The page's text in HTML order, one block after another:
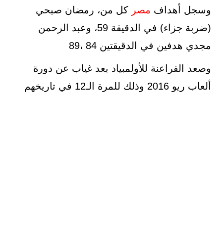
وسجل أهداف مصر كل من، رمضان صبحي
(ضربة جزاء) في الدقيقة 59، وعبد الرحمن
مجدي هدفين في الدقيقتين 84 ،89
وصعد الفراعنة للأولمبياد بعد غياب عن دورة
ألعاب ريو 2016 وذلك للمرة الـ12 في تاريخهم